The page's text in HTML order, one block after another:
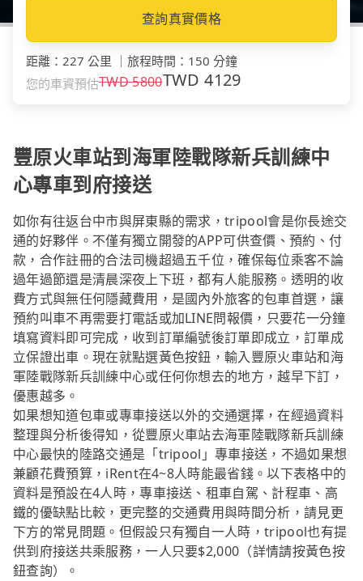
查詢真實價格
距離 ： 227 公里 旅程時間 ： 150 分鐘
您的車資預估TWD5800TWD4129
豐原火車站到海軍陸戰隊新兵訓練中
心專車到府接送
如你有往返台中市與屏東縣的需求，tripool會是你長途交
通的好夥伴。不僅有獨立開發的APP可供查價、預約、付
款，合作註冊的合法司機超過五千位，確保每位乘客不論
過年過節還是清晨深夜上下班，都有人能服務。透明的收
費方式與無任何隱藏費用，是國內外旅客的包車首選，讓
預約叫車不再需要打電話或加LINE問報價，只要花一分鐘
填寫資料即可完成，收到訂單編號後訂單即成立，訂單成
立保證出車。現在就點選黃色按鈕，輸入豐原火車站和海
軍陸戰隊新兵訓練中心或任何你想去的地方，越早下訂，
優惠越多。
如果想知道包車或專車接送以外的交通選擇，在經過資料
整理與分析後得知，從豐原火車站去海軍陸戰隊新兵訓練
中心最快的陸路交通是「tripool」專車接送，不過如果想
兼顧花費預算，iRent在4~8人時能最省錢。以下表格中的
資料是預設在4人時，專車接送、租車自駕、計程車、高
鐵的優缺點比較，更完整的交通費用與時間分析，請見更
下方的常見問題。但假設只有獨自一人時，tripool也有提
供到府接送共乘服務，一人只要$2,000（詳情請按黃色按
鈕查詢）。